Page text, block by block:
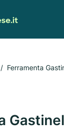
Ferramenta